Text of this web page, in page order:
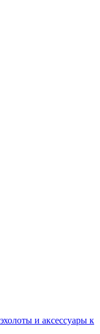
и аксессуары к